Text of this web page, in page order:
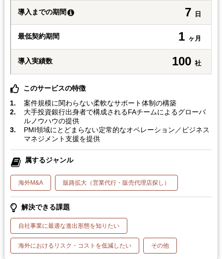
導入までの期間 7 日
最低契約期間 1 ヶ月
導入実績数 100 社
このサービスの特徴
案件規模に関わらない柔軟なサポート体制の構築
大手投資銀行出身者で構成されるFAチームによるグローバ
ルノウハウの提供
PMI領域にとどまらない定常的なオペレーション／ビジネス
マネジメント支援を提供
属するジャンル
海外M&A 販路拡大（営業代行・販売代理店探し）
解決できる課題
自社事業に最適な進出形態を知りたい
海外におけるリスク・コストを低減したい その他